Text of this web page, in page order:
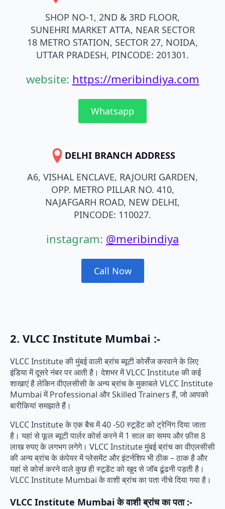
SHOP NO-1, 2ND & 3RD FLOOR,
SUNEHRI MARKET ATTA, NEAR SECTOR
18 METRO STATION, SECTOR 27, NOIDA,
UTTAR PRADESH, PINCODE: 201301.
website: https://meribindiya.com
Whatsapp
DELHI BRANCH ADDRESS
A6, VISHAL ENCLAVE, RAJOURI GARDEN,
OPP. METRO PILLAR NO. 410,
NAJAFGARH ROAD, NEW DELHI,
PINCODE: 110027.
instagram: @meribindiya
Call Now
2. VLCC Institute Mumbai :-
VLCC Institute की मुंबई वाली ब्रांच ब्यूटी कोर्सेज करवाने के लिए
इंडिया में दूसरे नंबर पर आती है। देशभर में VLCC Institute की कई
शाखाएं है लेकिन वीएलसीसी के अन्य ब्रांच के मुकाबले VLCC Institute
Mumbai में Professional और Skilled Trainers हैं, जो आपको
बारीकियां समझाते हैं।
VLCC Institute के एक बैच में 40 -50 स्टूडेंट को ट्रेनिंग दिया जाता
है। यहां से फूल ब्यूटी पार्लर कोर्स करने में 1 साल का समय और फ़ीस 8
लाख रुपए के लगभग लगेगे। VLCC Institute मुंबई ब्रांच का वीएलसीसी
की अन्य ब्रांच के कंपेयर में प्लेसमेंट और इंटर्नशिप भी ठीक – ठाक है और
यहां से कोर्स करने वाले कुछ ही स्टूडेंट को खुद से जॉब ढूंढनी पड़ती है।
VLCC Institute Mumbai के वाशी ब्रांच का पता नीचे दिया गया है।
VLCC Institute Mumbai के वाशी ब्रांच का पता :-